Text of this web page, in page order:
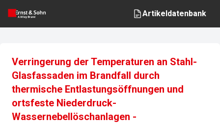
Artikeldatenbank
Verringerung der Temperaturen an Stahl-
Glasfassaden im Brandfall durch
thermische Entlastungsöffnungen und
ortsfeste Niederdruck-
Wassernebellöschanlagen -